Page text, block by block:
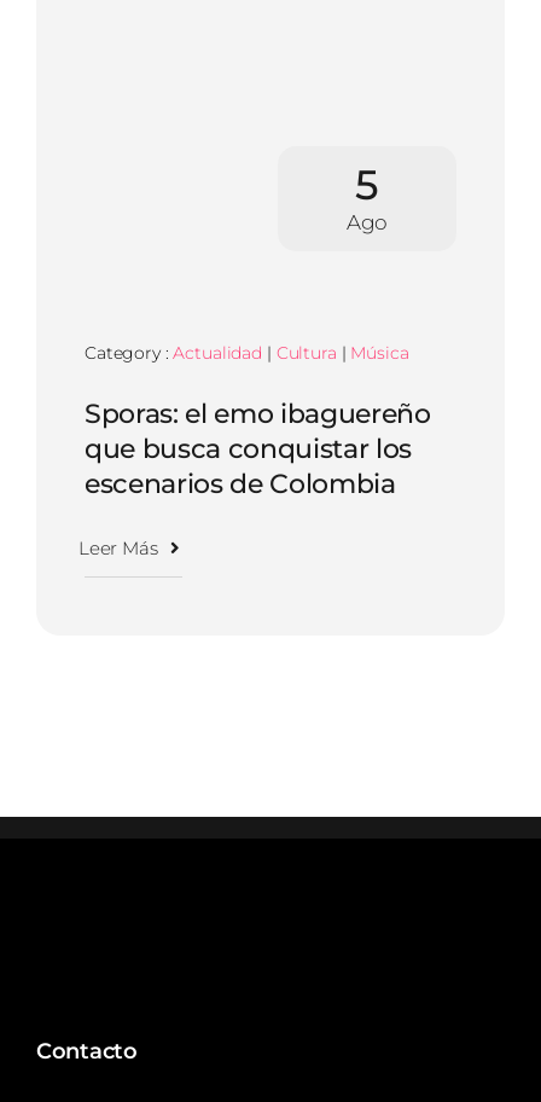
5
Ago
Category :Actualidad | Cultura | Música
Sporas: el emo ibaguereño
que busca conquistar los
escenarios de Colombia
Leer Más
Contacto